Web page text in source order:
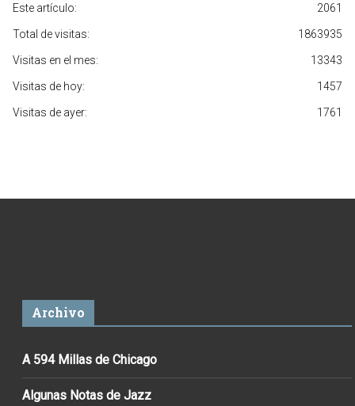
2061
Este artículo:
1863935
Total de visitas:
13343
Visitas en el mes:
1457
Visitas de hoy:
1761
Visitas de ayer:
Archivo
A 594 Millas de Chicago
Algunas Notas de Jazz